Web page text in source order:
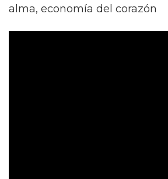
alma, economía del corazón